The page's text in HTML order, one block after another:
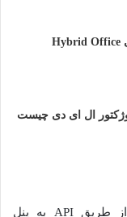
آینده مبلمان اداری هیبریدی Hybrid Office
ال ای دی چیست
طریق API به پنل